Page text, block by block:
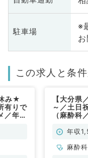
駐車場
※
この求人と条
み★
有りで
／年収
【大分
～／土日
（麻酔科
年収
麻酔科